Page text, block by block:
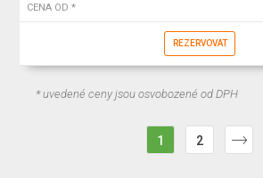
CENA OD *
REZERVOVAT
* uvedené ceny jsou osvobozené od DPH
1 2